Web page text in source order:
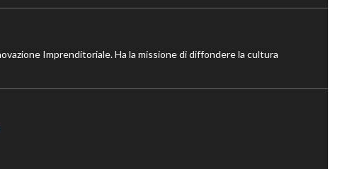
Imprenditoriale. Ha la missione di diffondere la cultura